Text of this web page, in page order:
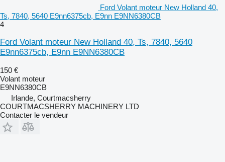
Ford Volant moteur New Holland 40,
Ts, 7840, 5640 E9nn6375cb, E9nn E9NN6380CB
4
Ford Volant moteur New Holland 40, Ts, 7840, 5640
E9nn6375cb, E9nn E9NN6380CB
150 €
Volant moteur
E9NN6380CB
Irlande, Courtmacsherry
COURTMACSHERRY MACHINERY LTD
Contacter le vendeur